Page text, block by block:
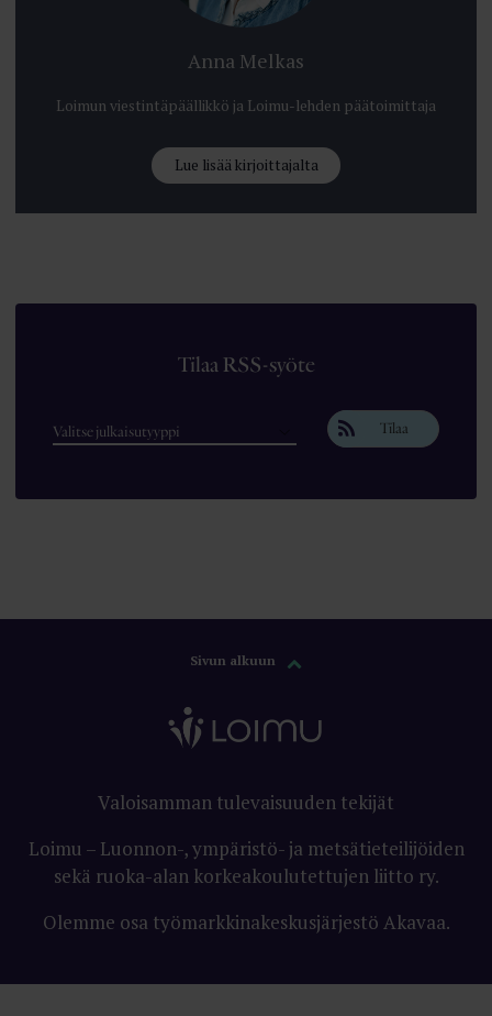
Anna Melkas
Loimun viestintäpäällikkö ja Loimu-lehden päätoimittaja
Lue lisää kirjoittajalta
Tilaa RSS-syöte
Tilaa
Sivun alkuun
Valoisamman tulevaisuuden tekijät
Loimu – Luonnon-, ympäristö- ja metsätieteilijöiden
sekä ruoka-alan korkeakoulutettujen liitto ry.
Olemme osa työmarkkinakeskusjärjestö Akavaa.